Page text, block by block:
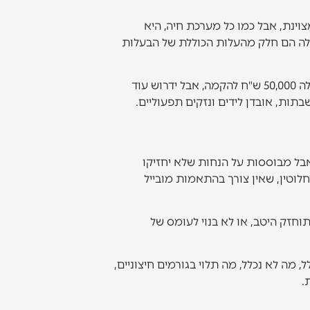
אבל כמו כל מערכת חיה, היא
הם חלק מהעלות הכוללת של הבעלות
לכן, כששואלים כמה עולה אתר וורדפרס מורכב, צריך להבחין בין עלות הקמה לבין עלות שנתית. ייתכן שאתר יעלה 50,000 ש"ח להקמה, אבל ידרוש עוד
אובדן לידים ונזקים תפעוליים.
מבוססות על הנחות שלא יחזיקו
שאין צורך בהתאמות מובייל
היטב, או לא בנוי לעומס של
מה לא נכלל, מה תלוי בגורמים חיצוניים,